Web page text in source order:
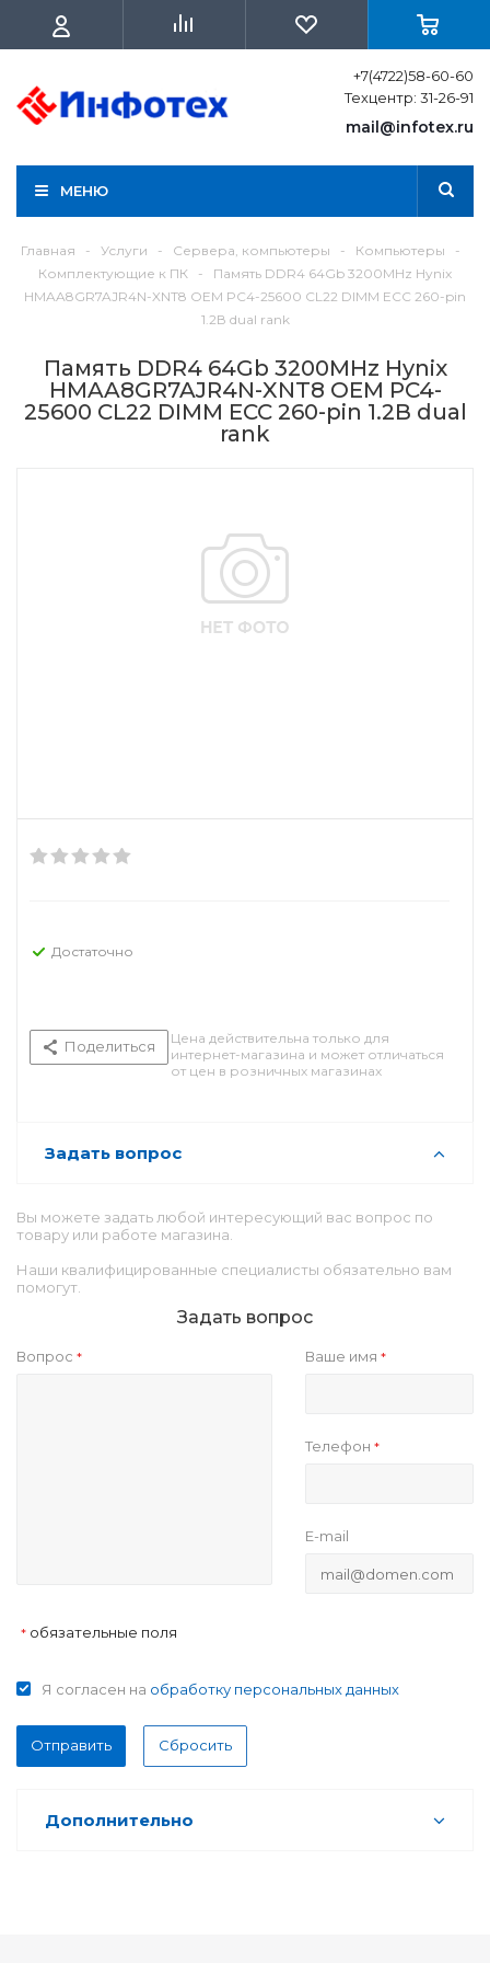
+7(4722)58-60-60
Техцентр: 31-26-91
mail@infotex.ru
МЕНЮ
Главная - Услуги - Сервера, компьютеры - Компьютеры
-
Комплектующие к ПК
-
Память DDR4 64Gb 3200MHz Hynix
HMAA8GR7AJR4N-XNT8 OEM PC4-25600 CL22 DIMM ECC 260-pin
1.2В dual rank
Память DDR4 64Gb 3200MHz Hynix
HMAA8GR7AJR4N-XNT8 OEM PC4-
25600 CL22 DIMM ECC 260-pin 1.2В dual
rank
Достаточно
Поделиться
Цена действительна только для
интернет-магазина и может отличаться
от цен в розничных магазинах
Задать вопрос
Вы можете задать любой интересующий вас вопрос по
товару или работе магазина.
Наши квалифицированные специалисты обязательно вам
помогут.
Задать вопрос
Вопрос * Ваше имя*
Телефон*
E-mail
* обязательные поля
Я согласен на обработку персональных данных
Отправить Сбросить
Дополнительно